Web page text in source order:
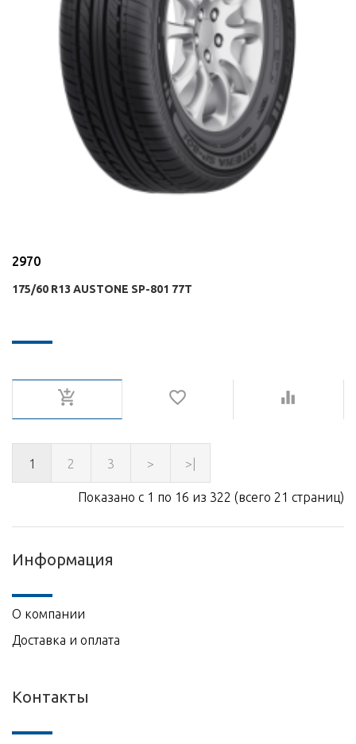
2970
175/60 R13 AUSTONE SP-801 77T
1 2 3 > >|
Показано с 1 по 16 из 322 (всего 21 страниц)
Информация
О компании
Доставка и оплата
Контакты